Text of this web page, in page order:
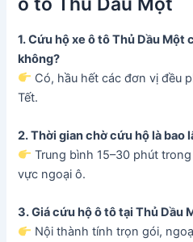
1. Cứu hộ xe ô tô Thủ Dầu
không?
Có, hầu hết các đơn vị đều
Tết.
2. Thời gian chờ cứu hộ là bao
Trung bình 15–30 phút
vực ngoại ô.
3. Giá cứu hộ ô tô tại Thủ Dầu
Nội thành tính trọn gói,